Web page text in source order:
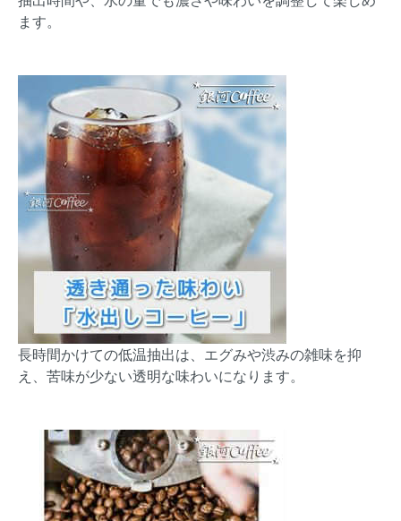
ます。
長時間かけての低温抽出は、エグみや渋みの雑味を抑
え、苦味が少ない透明な味わいになります。